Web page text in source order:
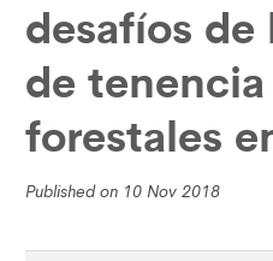
desafíos de
de
forestales
Published on 10 Nov 2018